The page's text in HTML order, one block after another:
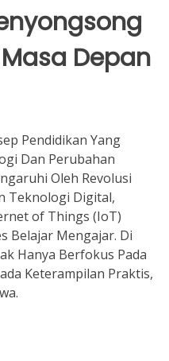
Depan
Pendidikan Yang
Dan Perubahan
Oleh Revolusi
Teknologi Digital,
of Things (IoT)
Belajar Mengajar. Di
Hanya Berfokus Pada
Keterampilan Praktis,